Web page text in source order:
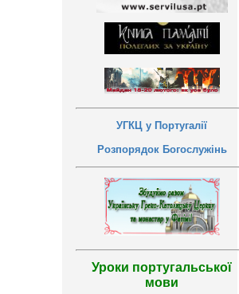
УГКЦ у Португалії
Розпорядок Богослужінь
Уроки португальської
мови